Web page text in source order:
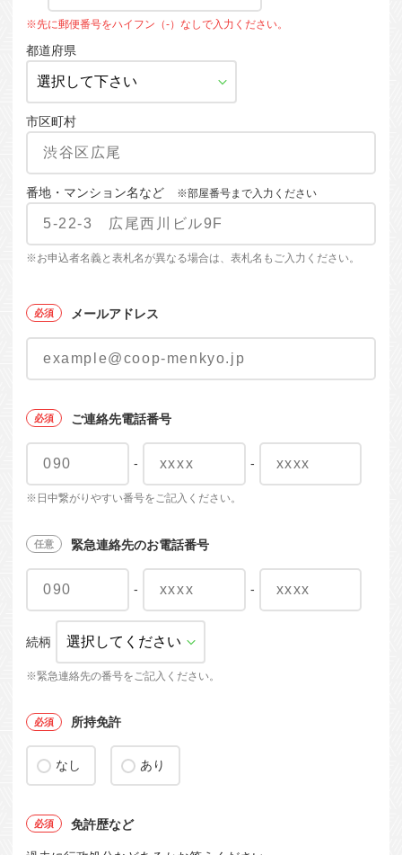
※先に郵便番号をハイフン（-）なしで入力ください。
都道府県
市区町村
番地・マンション名など ※部屋番号まで入力ください
※お申込者名義と表札名が異なる場合は、表札名もご入力ください。
メールアドレス
ご連絡先電話番号
- -
※日中繋がりやすい番号をご記入ください。
緊急連絡先のお電話番号
- -
続柄
※緊急連絡先の番号をご記入ください。
所持免許
なし あり
免許歴など